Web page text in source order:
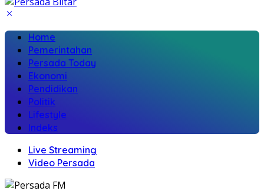
Home
Pemerintahan
Persada Today
Ekonomi
Pendidikan
Politik
Lifestyle
Indeks
Live Streaming
Video Persada